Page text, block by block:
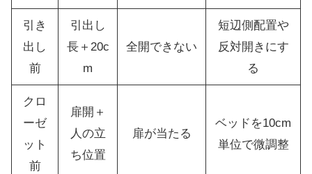
引き
出し
前
引出し
長＋20c
m
全開できない
短辺側配置や
反対開きにす
る
クロ
ーゼ
ット
前
扉開＋
人の立
ち位置
扉が当たる
ベッドを10cm
単位で微調整